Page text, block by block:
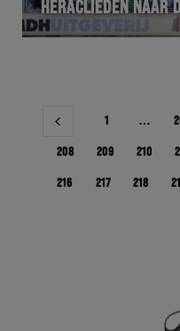
HERACLIEDEN NAAR
Berichtnavigatie
1 …
208 209 210
216 217 218